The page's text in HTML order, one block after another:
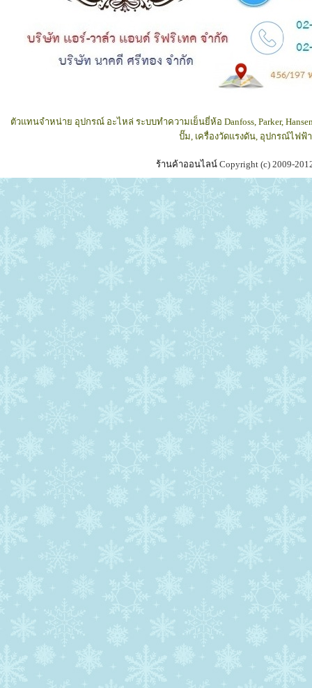
ตัวแทนจำหน่าย อุปกรณ์ อะไหล่ ระบบทำความเย็นยี่ห้อ Danfoss, Parker,
ปั๊ม, เครื่องวัดแรงดัน, อุปกรณ์ไฟฟ้
ร้านค้าออนไลน์Copyright (c) 2009-